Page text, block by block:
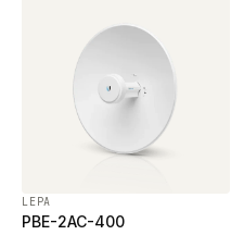
LEPA
PBE-2AC-400